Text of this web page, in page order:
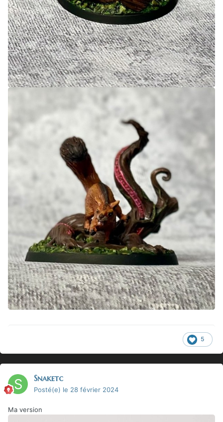
5
Snaketc
Posté(e) le 28 février 2024
Ma version